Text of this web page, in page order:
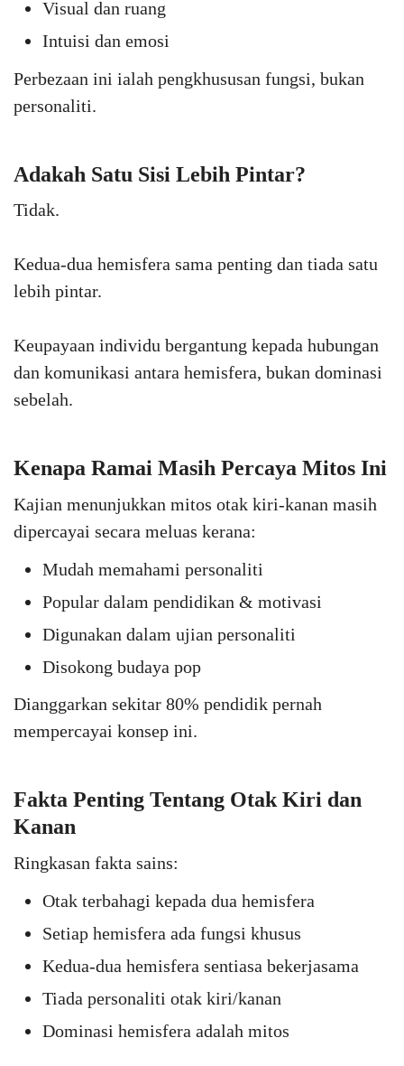
Visual dan ruang
Intuisi dan emosi
Perbezaan ini ialah pengkhususan fungsi, bukan
personaliti.
Adakah Satu Sisi Lebih Pintar?
Tidak.
Kedua-dua hemisfera sama penting dan tiada satu
lebih pintar.
Keupayaan individu bergantung kepada hubungan
dan komunikasi antara hemisfera, bukan dominasi
sebelah.
Kenapa Ramai Masih Percaya Mitos Ini
Kajian menunjukkan mitos otak kiri-kanan masih
dipercayai secara meluas kerana:
Mudah memahami personaliti
Popular dalam pendidikan & motivasi
Digunakan dalam ujian personaliti
Disokong budaya pop
Dianggarkan sekitar 80% pendidik pernah
mempercayai konsep ini.
Fakta Penting Tentang Otak Kiri dan
Kanan
Ringkasan fakta sains:
Otak terbahagi kepada dua hemisfera
Setiap hemisfera ada fungsi khusus
Kedua-dua hemisfera sentiasa bekerjasama
Tiada personaliti otak kiri/kanan
Dominasi hemisfera adalah mitos